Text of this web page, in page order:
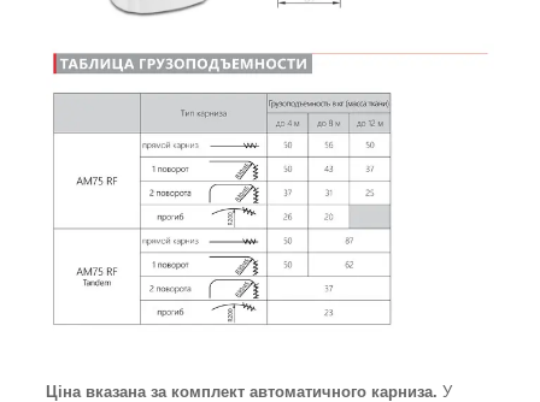
Ціна вказана за комплект автоматичного карниза. У